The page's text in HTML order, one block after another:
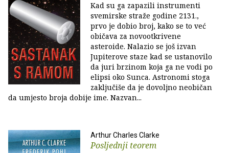
Kad su ga zapazili instrumenti
svemirske straže godine 2131.,
prvo je dobio broj, kako se to već
običava za novootkrivene
asteroide. Nalazio se još izvan
Jupiterove staze kad se ustanovilo
da juri brzinom koja ga ne vodi po
elipsi oko Sunca. Astronomi stoga
zaključiše da je dovoljno neobičan
da umjesto broja dobije ime. Nazvan...
Arthur Charles Clarke
Posljednji teorem